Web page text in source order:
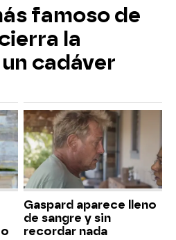
famoso de
la
cadáver
Gaspard aparece lleno
de sangre y sin
recordar nada